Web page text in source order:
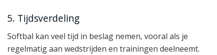
5. Tijdsverdeling
Softbal kan veel tijd in beslag nemen, vooral als je
regelmatig aan wedstrijden en trainingen deelneemt.